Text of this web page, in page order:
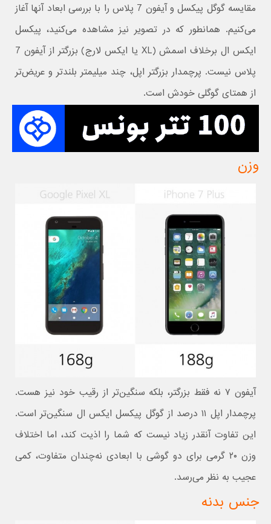
مقایسه گوگل پیکسل و آیفون 7 پلاس را با بررسی ابعاد آنها آغاز
می‌کنیم. همانطور که در تصویر نیز مشاهده می‌کنید، پیکسل
ایکس ال برخلاف اسمش (XL یا ایکس لارج) بزرگتر از آیفون 7
پلاس نیست. پرچمدار بزرگتر اپل، چند میلیمتر بلندتر و عریض‌تر
از همتای گوگلی خودش است.
وزن
آیفون ۷ نه فقط بزرگتر، بلکه سنگین‌تر از رقیب خود نیز هست.
پرچمدار اپل ۱۱ درصد از گوگل پیکسل ایکس ال سنگین‌تر است.
این تفاوت آنقدر زیاد نیست که شما را اذیت کند، اما اختلاف
وزن ۲۰ گرمی برای دو گوشی با ابعادی نه‌چندان متفاوت، کمی
عجیب به نظر می‌رسد.
جنس بدنه